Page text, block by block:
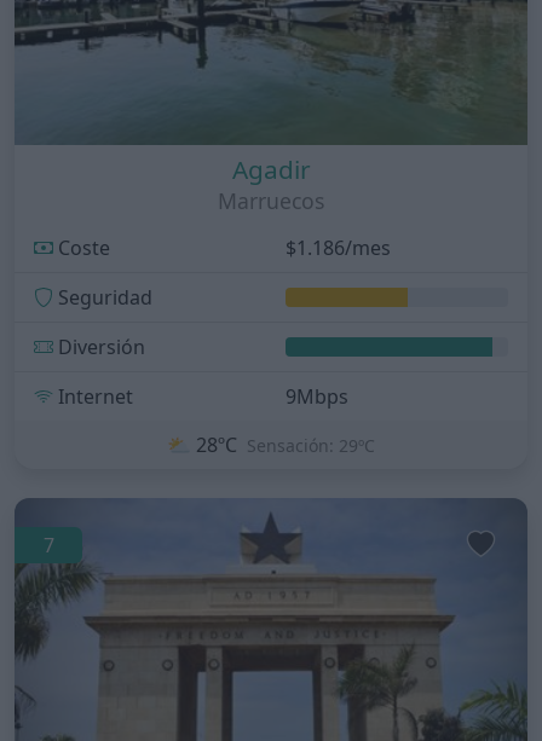
Agadir
Marruecos
Coste
$1.186/mes
Seguridad
Diversión
Internet
9Mbps
⛅ 28ºC Sensación: 29ºC
7